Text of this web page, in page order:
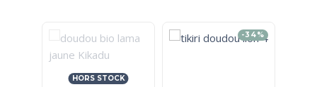
HORS STOCK
-34%